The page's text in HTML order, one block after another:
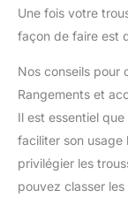
lieux de
sérieuse, pas
Une fois votre
façon de faire est
Nos conseils pour
Rangements et
Il est essentiel
faciliter son usage
privilégier les
pouvez classer